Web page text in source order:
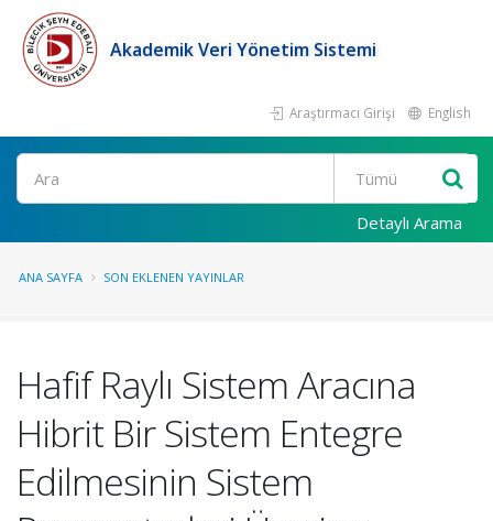
Akademik Veri Yönetim Sistemi
Araştırmacı Girişi English
Ara
Detaylı Arama
ANA SAYFA SON EKLENEN YAYINLAR
Hafif Raylı Sistem Aracına
Hibrit Bir Sistem Entegre
Edilmesinin Sistem